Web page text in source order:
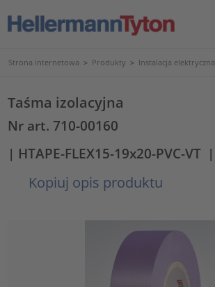
Strona internetowa > Produkty > Instalacja elektryczna
Taśma izolacyjna
Nr art. 710-00160
| HTAPE-FLEX15-19x20-PVC-VT |
Kopiuj opis produktu